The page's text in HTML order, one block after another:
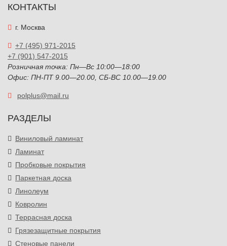
КОНТАКТЫ
г. Москва
+7 (495) 971-2015
+7 (901) 547-2015
Розничная точка: Пн—Вс 10:00—18:00
Офис: ПН-ПТ 9.00—20.00, СБ-ВС 10.00—19.00
polplus@mail.ru
РАЗДЕЛЫ
Виниловый ламинат
Ламинат
Пробковые покрытия
Паркетная доска
Линолеум
Ковролин
Террасная доска
Грязезащитные покрытия
Стеновые панели